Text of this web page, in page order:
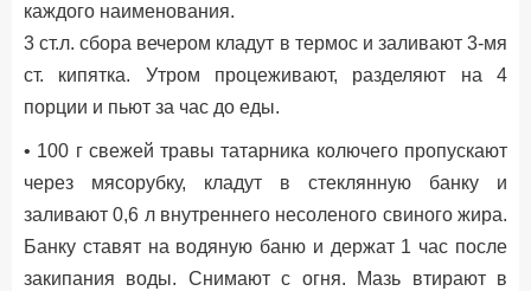
каждого наименования.
3 ст.л. сбора вечером кладут в термос и заливают 3-мя
ст. кипятка. Утром процеживают, разделяют на 4
порции и пьют за час до еды.
• 100 г свежей травы татарника колючего пропускают
через мясорубку, кладут в стеклянную банку и
заливают 0,6 л внутреннего несоленого свиного жира.
Банку ставят на водяную баню и держат 1 час после
закипания воды. Снимают с огня. Мазь втирают в